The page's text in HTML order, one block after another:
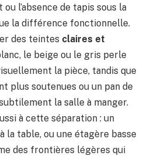
l’absence de tapis sous la
la différence fonctionnelle.
des teintes claires et
le beige ou le gris perle
la pièce, tandis que
plus soutenues ou un pan de
la salle à manger.
à cette séparation : un
la table, ou une étagère basse
des frontières légères qui